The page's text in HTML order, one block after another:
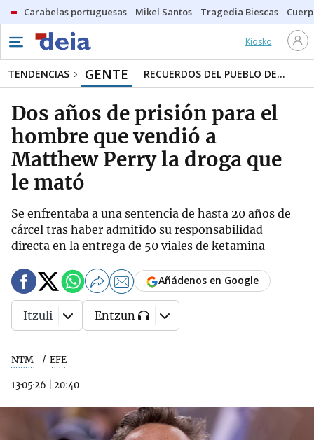
Carabelas portuguesas Mikel Santos Tragedia Biescas
Kiosko
TENDENCIAS GENTE RECUERDOS DEL PUEBLO DE...
Dos años de prisión para el
hombre que vendió a
Matthew Perry la droga que
le mató
Se enfrentaba a una sentencia de hasta 20 años de
cárcel tras haber admitido su responsabilidad
directa en la entrega de 50 viales de ketamina
NTM EFE
13·05·26 20:40
Añádenos en Google
Itzuli Entzun